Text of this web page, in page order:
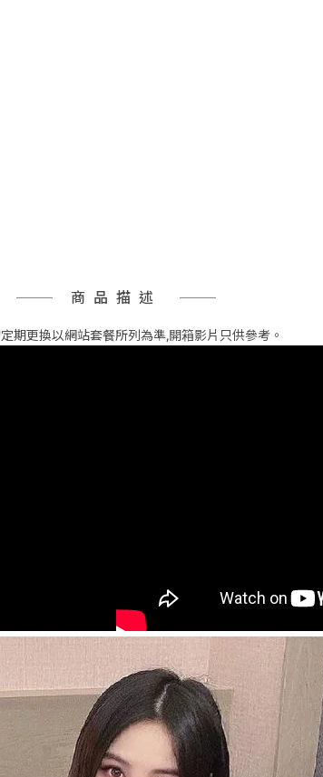
商品描述
期更換以網站套餐所列為準,開箱影片只供參考。